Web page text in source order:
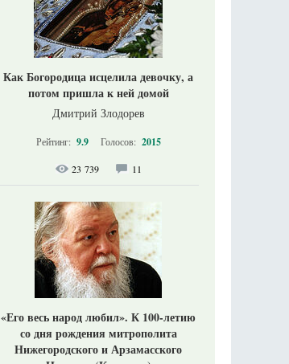
Как Богородица исцелила девочку, а
потом пришла к ней домой
Дмитрий Злодорев
Рейтинг: 9.9 Голосов: 2015
23 739 11
«Его весь народ любил». К 100-летию
со дня рождения митрополита
Нижегородского и Арзамасского